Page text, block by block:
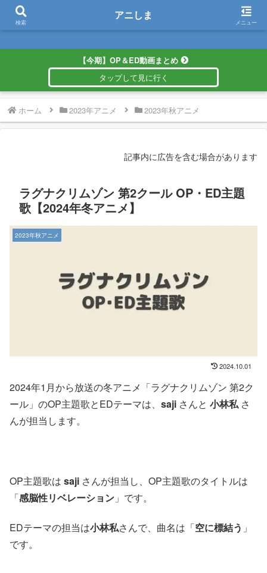
アニしま
【今期】OP＆ED動画まとめ
ホーム 2023年アニメ 2023年秋アニメ
記事内に広告を含む場合があります
ラグナクリムゾン 第2クール OP・ED主題
歌【2024年冬アニメ】
2023年秋アニメ
2024.10.01
2024年1月から放送の冬アニメ「ラグナクリムゾン 第2ク
ール」のOP主題歌とEDテーマは、 saji さんと 小林私さ
んが担当します。
OP主題歌は saji さんが担当し、OP主題歌のタイトルは
「感脳性リベレーション 」です。
EDテーマの担当は小林私さんで、曲名は「空に標結う 」
です。
検索
アニしま
メニュー